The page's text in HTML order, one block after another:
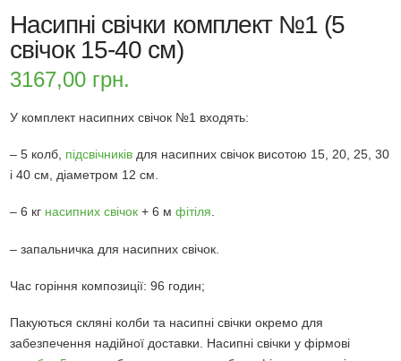
Насипні свічки комплект №1 (5
свічок 15-40 см)
3167,00 грн.
У комплект насипних свічок №1 входять:
– 5 колб, підсвічників для насипних свічок висотою 15, 20, 25, 30
і 40 см, діаметром 12 см.
– 6 кг насипних свічок + 6 мфітіля.
– запальничка для насипних свічок.
Час горіння композиції: 96 годин;
Пакуються скляні колби та насипні свічки окремо для
забезпечення надійної доставки. Насипні свічки у фірмові